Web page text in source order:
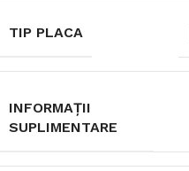
TIP PLACA
INFORMAȚII
SUPLIMENTARE